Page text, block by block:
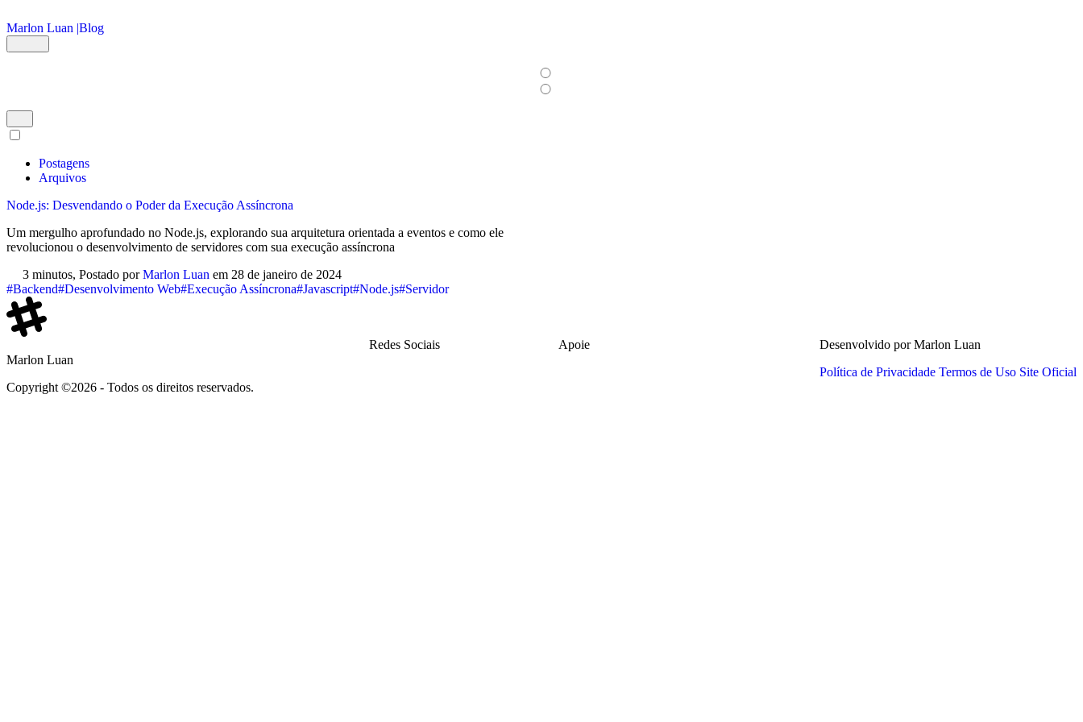
Marlon Luan |Blog
Postagens
Arquivos
Node.js: Desvendando o Poder da Execução Assíncrona
Um mergulho aprofundado no Node.js, explorando sua arquitetura orientada a eventos e como ele
revolucionou o desenvolvimento de servidores com sua execução assíncrona
3 minutos, Postado porMarlon Luan em 28 de janeiro de 2024
#Backend#Desenvolvimento Web#Execução Assíncrona#Javascript#Node.js#Servidor
Marlon Luan
Copyright ©2026 - Todos os direitos reservados.
Redes Sociais Apoie
Desenvolvido por Marlon Luan
Política de Privacidade Termos de Uso Site Oficial